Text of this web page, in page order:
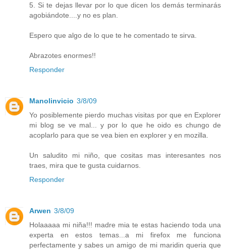
5. Si te dejas llevar por lo que dicen los demás terminarás
agobiándote....y no es plan.
Espero que algo de lo que te he comentado te sirva.
Abrazotes enormes!!
Responder
Manolinvicio 3/8/09
Yo posiblemente pierdo muchas visitas por que en Explorer
mi blog se ve mal... y por lo que he oido es chungo de
acoplarlo para que se vea bien en explorer y en mozilla.
Un saludito mi niño, que cositas mas interesantes nos
traes, mira que te gusta cuidarnos.
Responder
Arwen 3/8/09
Holaaaaa mi niña!!! madre mia te estas haciendo toda una
experta en estos temas...a mi firefox me funciona
perfectamente y sabes un amigo de mi maridin queria que